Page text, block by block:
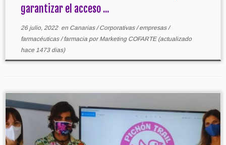
garantizar el acceso ...
26 julio, 2022en Canarias/Corporativas/empresas/
farmacéuticas/farmacia porMarketing COFARTE(actualizado
hace 1473 dias)